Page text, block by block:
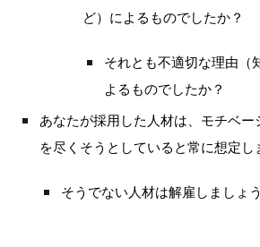
ど）によるものでしたか？
それとも不適切な理由（
よるものでしたか？
あなたが採用した人材は、モチベ
を尽くそうとしていると常に想定し
そうでない人材は解雇しましょう